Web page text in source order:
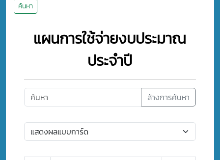
ค้นหา
แผนการใช้จ่ายงบประมาณ
ประจำปี
ล้างการค้นหา